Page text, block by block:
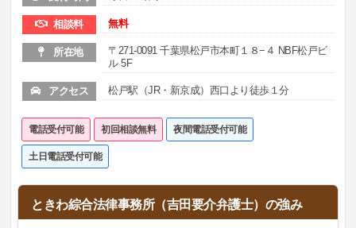
相談料 無料
所在地
〒271-0091 千葉県松戸市本町１８−４ NBF松戸ビ
ル 5F
アクセス 松戸駅（JR・新京成）西口より徒歩１分
電話受付可能 初回相談無料 夜間電話受付可能
土日電話受付可能
ときわ綜合法律事務所（吉田要介弁護士）の強み